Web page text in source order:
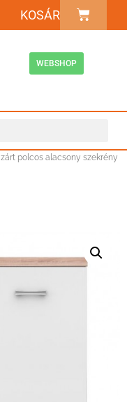
KOSÁR
WEBSHOP
zárt polcos alacsony szekrény